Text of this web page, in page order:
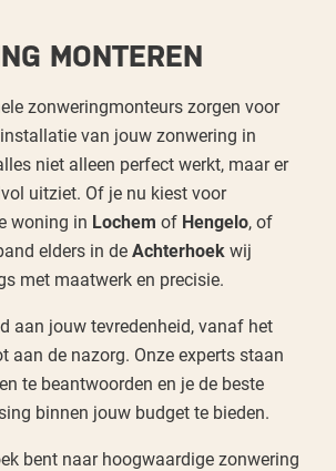
MONTEREN
zonweringmonteurs zorgen voor
van jouw zonwering in
niet alleen perfect werkt, maar er
uitziet. Of je nu kiest voor
woning in Lochem of Hengelo, of
elders in deAchterhoek wij
met maatwerk en precisie.
aan jouw tevredenheid, vanaf het
aan de nazorg. Onze experts staan
te beantwoorden en je de beste
binnen jouw budget te bieden.
bent naar hoogwaardige zonwering